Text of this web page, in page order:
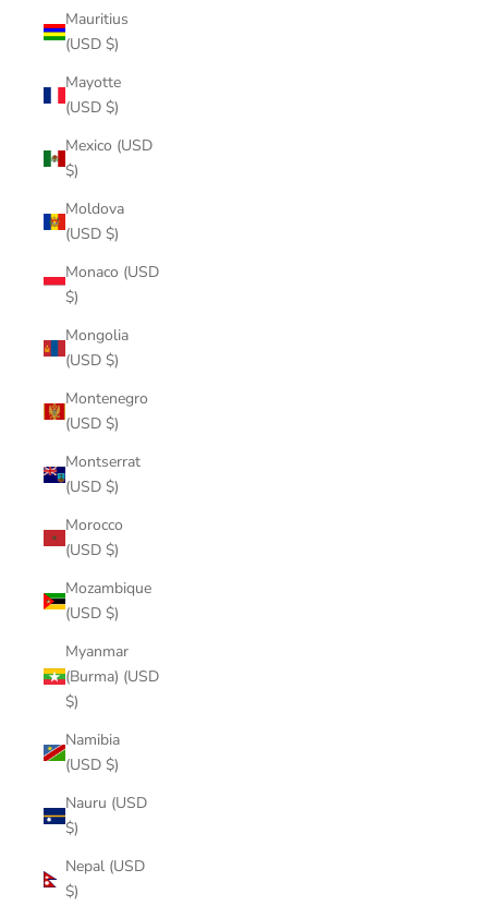
Mauritius
(USD $)
Mayotte
(USD $)
Mexico (USD
$)
Moldova
(USD $)
Monaco (USD
$)
Mongolia
(USD $)
Montenegro
(USD $)
Montserrat
(USD $)
Morocco
(USD $)
Mozambique
(USD $)
Myanmar
(Burma) (USD
$)
Namibia
(USD $)
Nauru (USD
$)
Nepal (USD
$)